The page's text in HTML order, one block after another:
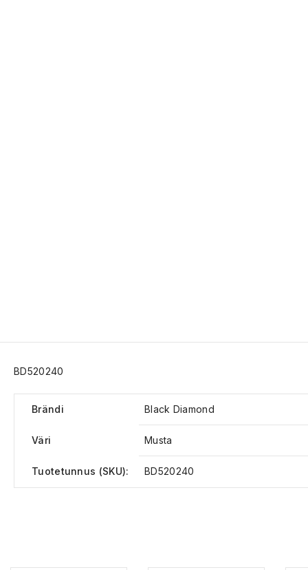
BD520240
Brändi Black Diamond
Väri Musta
Tuotetunnus (SKU): BD520240